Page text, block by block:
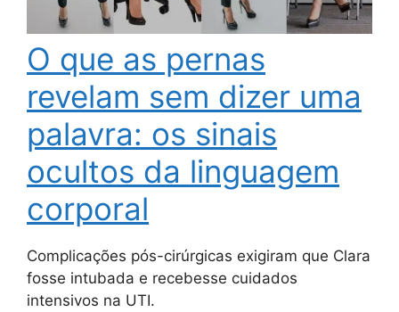
O que as pernas
revelam sem dizer uma
palavra: os sinais
ocultos da linguagem
corporal
Complicações pós-cirúrgicas exigiram que Clara
fosse intubada e recebesse cuidados
intensivos na UTI.